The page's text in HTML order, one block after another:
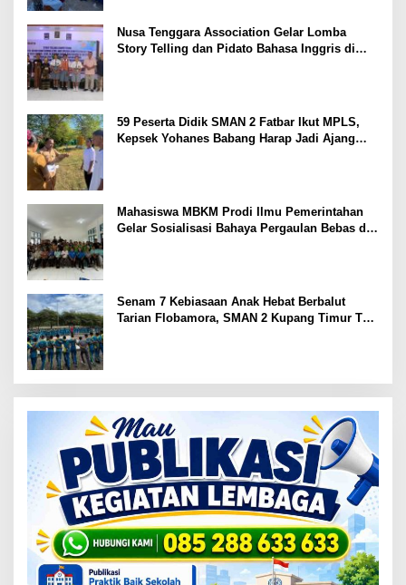
Nusa Tenggara Association Gelar Lomba
Story Telling dan Pidato Bahasa Inggris di
59 Peserta Didik SMAN 2 Fatbar Ikut MPLS,
Kepsek Yohanes Babang Harap Jadi Ajang
Mahasiswa MBKM Prodi Ilmu Pemerintahan
Gelar Sosialisasi Bahaya Pergaulan Bebas di
Senam 7 Kebiasaan Anak Hebat Berbalut
Tarian Flobamora, SMAN 2 Kupang Timur Tuai